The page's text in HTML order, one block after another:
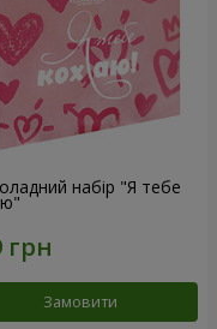
набір "Я тебе
Замовити